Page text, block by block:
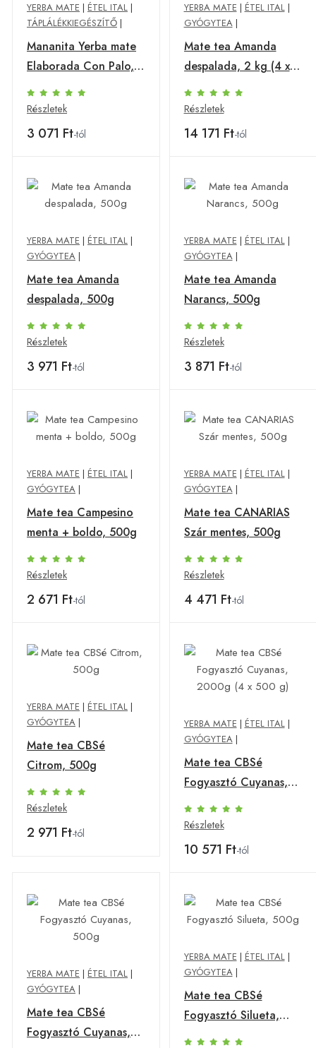
YERBA MATE | ÉTEL ITAL |
TÁPLÁLÉKKIEGÉSZÍTŐ |
Mananita Yerba mate
Elaborada Con Palo,
500g
Részletek
3 071 Ft-tól
YERBA MATE | ÉTEL ITAL|
GYÓGYTEA|
Mate tea Amanda
despalada, 2 kg (4 x
500 g)
Részletek
14 171 Ft-tól
YERBA MATE | ÉTEL ITAL |
GYÓGYTEA |
Mate tea Amanda
despalada, 500g
Részletek
3 971 Ft-tól
YERBA MATE | ÉTEL ITAL|
GYÓGYTEA|
Mate tea Amanda
Narancs, 500g
Részletek
3 871 Ft-tól
YERBA MATE | ÉTEL ITAL |
GYÓGYTEA |
Mate tea Campesino
menta + boldo, 500g
Részletek
2 671 Ft-tól
YERBA MATE | ÉTEL ITAL|
GYÓGYTEA|
Mate tea CANARIAS
Szár mentes, 500g
Részletek
4 471 Ft-tól
YERBA MATE | ÉTEL ITAL |
GYÓGYTEA |
Mate tea CBSé
Citrom, 500g
Részletek
2 971 Ft-tól
YERBA MATE | ÉTEL ITAL|
GYÓGYTEA|
Mate tea CBSé
Fogyasztó Cuyanas,
2000g (4 x 500 g)
Részletek
10 571 Ft-tól
YERBA MATE | ÉTEL ITAL |
GYÓGYTEA |
Mate tea CBSé
Fogyasztó Cuyanas,
YERBA MATE | ÉTEL ITAL|
GYÓGYTEA|
Mate tea CBSé
Fogyasztó Silueta,
500g